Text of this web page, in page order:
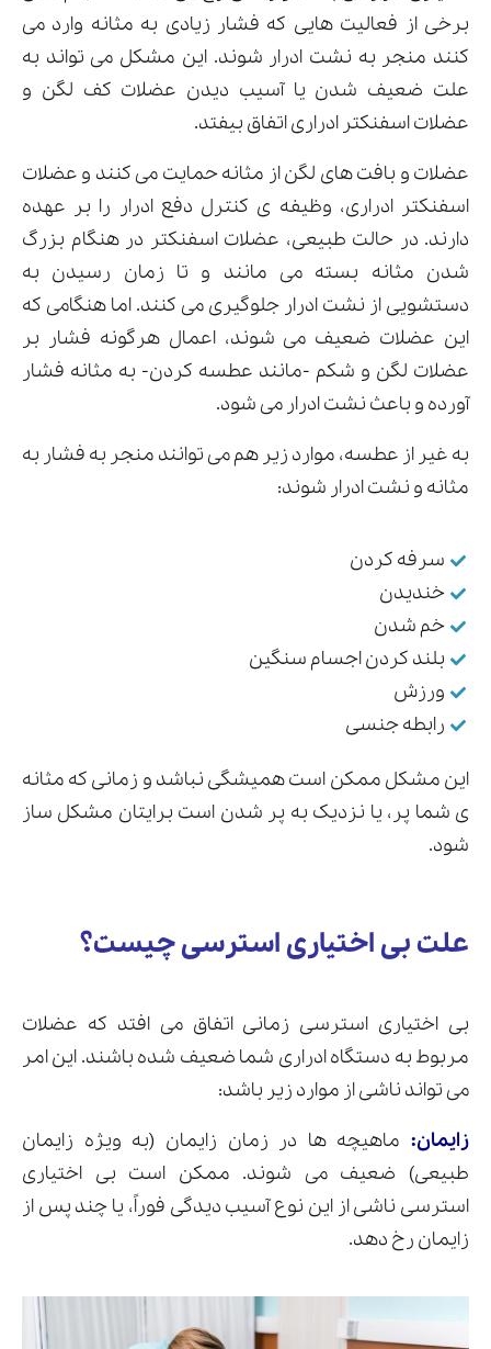
برخی از فعالیت هایی که فشار زیادی به مثانه وارد می
کنند منجر به نشت ادرار شوند. این مشکل می تواند به
علت ضعیف شدن یا آسیب دیدن عضلات کف لگن و
عضلات اسفنکتر ادراری اتفاق بیفتد.
عضلات و بافت های لگن از مثانه حمایت می کنند و عضلات
اسفنکتر ادراری، وظیفه ی کنترل دفع ادرار را بر عهده
دارند. در حالت طبیعی، عضلات اسفنکتر در هنگام بزرگ
شدن مثانه بسته می‌ مانند و تا زمان رسیدن به
دستشویی از نشت ادرار جلوگیری می‌ کنند. اما هنگامی که
این عضلات ضعیف می ‌شوند، اعمال هرگونه فشار بر
عضلات لگن و شکم -مانند عطسه کردن- به مثانه فشار
آورده و باعث نشت ادرار می ‌شود.
به غیر از عطسه، موارد زیر هم می توانند منجر به فشار به
مثانه و نشت ادرار شوند:
سرفه کردن
خندیدن
خم شدن
بلند کردن اجسام سنگین
ورزش
رابطه جنسی
این مشکل ممکن است همیشگی نباشد و زمانی که مثانه
ی شما پر، یا نزدیک به پر شدن است برایتان مشکل ساز
شود.
علت بی اختیاری استرسی چیست؟
بی اختیاری استرسی زمانی اتفاق می افتد که عضلات
مربوط به دستگاه ادراری شما ضعیف شده باشند. این امر
می تواند ناشی از موارد زیر باشد:
زایمان: ماهیچه ها در زمان زایمان (به ویژه زایمان
طبیعی) ضعیف می شوند. ممکن است بی ‌اختیاری
استرسی ناشی از این نوع آسیب دیدگی فوراً، یا چند پس از
زایمان رخ دهد.